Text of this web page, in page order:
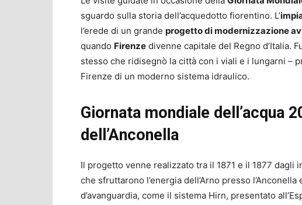
sguardo sulla storia dell’acquedotto fiorentino. L’
l’erede di un grande progetto di modernizzazione
quando Firenze divenne capitale del Regno d’Italia.
stesso che ridisegnò la città con i viali e i lungarni –
Firenze di un moderno sistema idraulico.
Giornata mondiale dell’acqua
dell’Anconella
Il progetto venne realizzato tra il 1871 e il 1877 dagli
che sfruttarono l’energia dell’Arno presso
d’avanguardia, come il sistema Hirn, presentato